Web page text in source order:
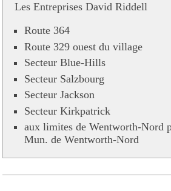
Les Entreprises David Riddell
Route 364
Route 329 ouest du village
Secteur Blue-Hills
Secteur Salzbourg
Secteur Jackson
Secteur Kirkpatrick
aux limites de Wentworth-Nord
Mun. de Wentworth-Nord